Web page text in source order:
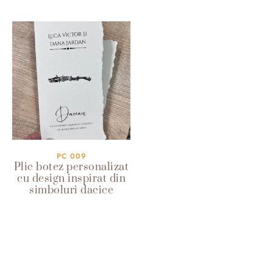
PC 009
Plic botez personalizat
cu design inspirat din
simboluri dacice